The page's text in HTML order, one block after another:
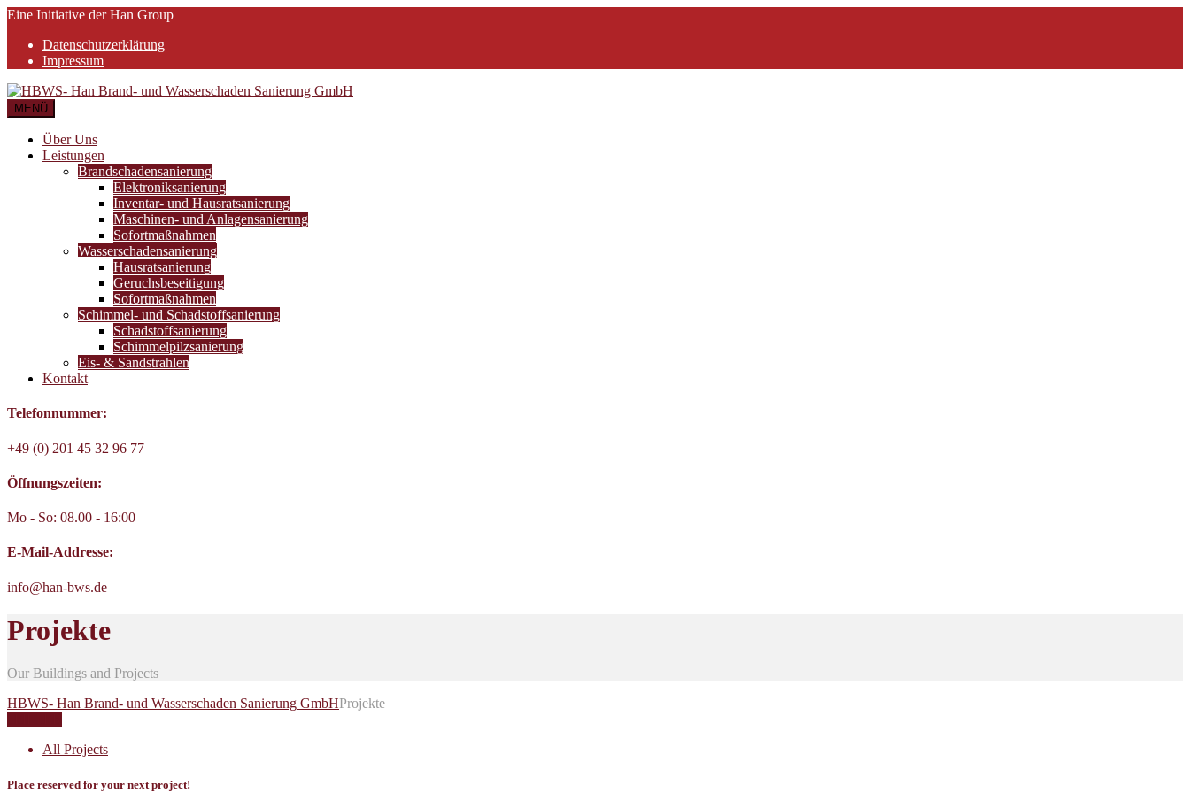
Eine Initiative der Han Group
Datenschutzerklärung
Impressum
MENÜ
Über Uns
Leistungen
Brandschadensanierung
Elektroniksanierung
Inventar- und Hausratsanierung
Maschinen- und Anlagensanierung
Sofortmaßnahmen
Wasserschadensanierung
Hausratsanierung
Geruchsbeseitigung
Sofortmaßnahmen
Schimmel- und Schadstoffsanierung
Schadstoffsanierung
Schimmelpilzsanierung
Eis- & Sandstrahlen
Kontakt
Telefonnummer:
+49 (0) 201 45 32 96 77
Öffnungszeiten:
Mo - So: 08.00 - 16:00
E-Mail-Addresse:
info@han-bws.de
Projekte
Our Buildings and Projects
HBWS- Han Brand- und Wasserschaden Sanierung GmbHProjekte
All Projects
Place reserved for your next project!